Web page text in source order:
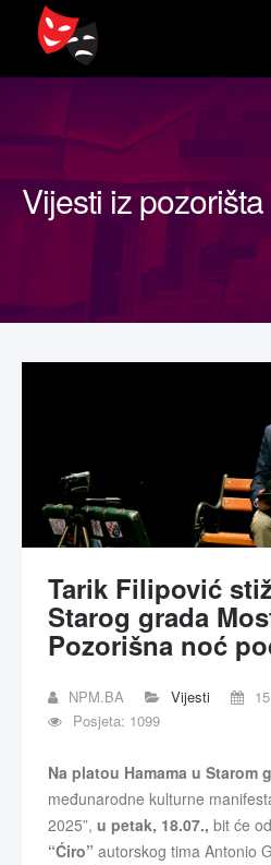
Traži...
Vijesti iz pozorišta
Tarik Filipović
Starog grada
Pozorišna noć
NPM.BA Vijesti
Posjeta: 1099
Na platou Hamama u Starom
međunarodne kulturne
2025”, u petak, 18.07., bit će
“Ćiro” autorskog tima Antonio